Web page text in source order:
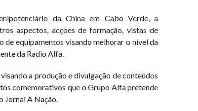
da China em Cabo Verde, a
aspectos, acções de formação, vistas de
equipamentos visando melhorar o nível da
da Radio Alfa.
a produção e divulgação de conteúdos
comemorativos que o Grupo Alfa pretende
Jornal A Nação.